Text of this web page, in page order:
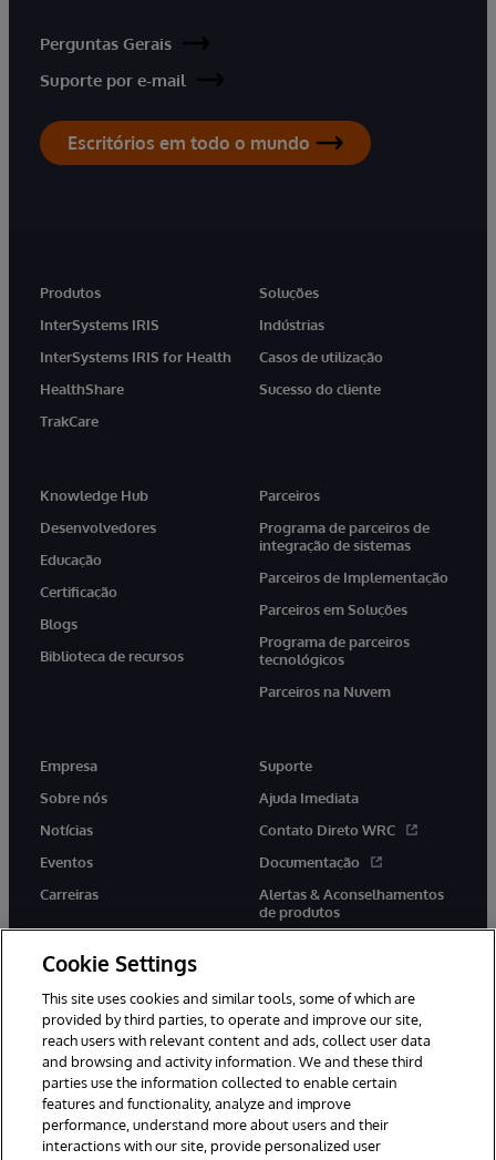
Perguntas Gerais
Suporte por e-mail
Escritórios em todo o mundo
Produtos
InterSystems IRIS
InterSystems IRIS for Health
HealthShare
TrakCare
Soluções
Indústrias
Casos de utilização
Sucesso do cliente
Knowledge Hub
Desenvolvedores
Educação
Certificação
Blogs
Biblioteca de recursos
Parceiros
Programa de parceiros de
integração de sistemas
Parceiros de Implementação
Parceiros em Soluções
Programa de parceiros
tecnológicos
Parceiros na Nuvem
Empresa
Sobre nós
Notícias
Eventos
Carreiras
Suporte
Ajuda Imediata
Contato Direto WRC
Documentação
Alertas & Aconselhamentos
de produtos
twitter youtubefacebooklinkedin
© 1996-2022 InterSystems Corporation, Boston, MA. Todos os
direitos reservados.
Cookie Settings
This site uses cookies and similar tools, some of which are
provided by third parties, to operate and improve our site,
reach users with relevant content and ads, collect user data
and browsing and activity information. We and these third
parties use the information collected to enable certain
features and functionality, analyze and improve
performance, understand more about users and their
interactions with our site, provide personalized user